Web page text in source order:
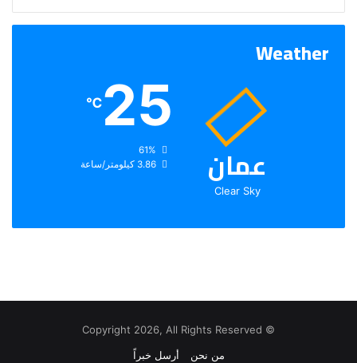
Weather
عمان
Clear Sky
25
℃
الرطوبة:
الرياح:3.86 كيلومتر/ساعة
© Copyright 2026, All Rights Reserved
من نحن
أرسل خبراً